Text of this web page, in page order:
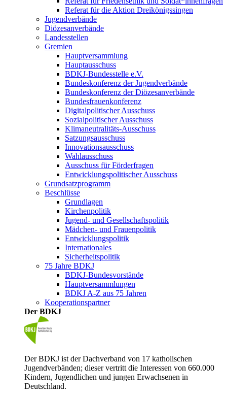
Referat für die Aktion Dreikönigssingen
Jugendverbände
Diözesanverbände
Landesstellen
Gremien
Hauptversammlung
Hauptausschuss
BDKJ-Bundesstelle e.V.
Bundeskonferenz der Jugendverbände
Bundeskonferenz der Diözesanverbände
Bundesfrauenkonferenz
Digitalpolitischer Ausschuss
Sozialpolitischer Ausschuss
Klimaneutralitäts-Ausschuss
Satzungsausschuss
Innovationsausschuss
Wahlausschuss
Ausschuss für Förderfragen
Entwicklungspolitischer Ausschuss
Grundsatzprogramm
Beschlüsse
Grundlagen
Kirchenpolitik
Jugend- und Gesellschaftspolitik
Mädchen- und Frauenpolitik
Entwicklungspolitik
Internationales
Sicherheitspolitik
75 Jahre BDKJ
BDKJ-Bundesvorstände
Hauptversammlungen
BDKJ A-Z aus 75 Jahren
Kooperationspartner
Der BDKJ
Der BDKJ ist der Dachverband von 17 katholischen
Jugendverbänden; dieser vertritt die Interessen von 660.000
Kindern, Jugendlichen und jungen Erwachsenen in
Deutschland.